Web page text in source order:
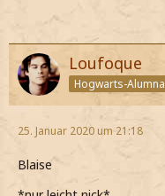
Loufoque
Hogwarts-Alumna
25. Januar 2020 um 21:18
Blaise